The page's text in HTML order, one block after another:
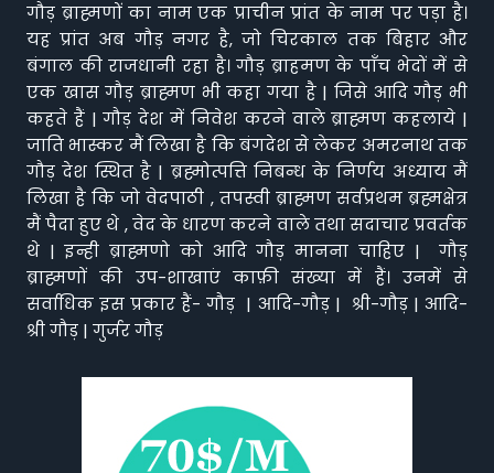
गौड़ ब्राह्मणों का नाम एक प्राचीन प्रांत के नाम पर पड़ा है।
यह प्रांत अब गौड़ नगर है, जो चिरकाल तक बिहार और
बंगाल की राजधानी रहा है। गौड़ ब्राहमण के पाँच भेदों में से
एक खास गौड़ ब्राह्मण भी कहा गया है | जिसे आदि गौड़ भी
कहते हैं | गौड़ देश में निवेश करने वाले ब्राह्मण कहलाये |
जाति भास्कर मैं लिखा है कि बंगदेश से लेकर अमरनाथ तक
गौड़ देश स्थित है | ब्रह्मोत्पत्ति निबन्ध के निर्णय अध्याय मैं
लिखा है कि जो वेदपाठी , तपस्वी ब्राह्मण सर्वप्रथम ब्रह्मक्षेत्र
मैं पैदा हुए थे , वेद के धारण करने वाले तथा सदाचार प्रवर्तक
थे | इन्ही ब्राह्मणो को आदि गौड़ मानना चाहिए | गौड़
ब्राह्मणों की उप-शाखाएं काफ़ी संख्या में हैं। उनमें से
सर्वाधिक इस प्रकार हैं- गौड़ | आदि-गौड़ | श्री-गौड़ | आदि-
श्री गौड़ | गुर्जर गौड़